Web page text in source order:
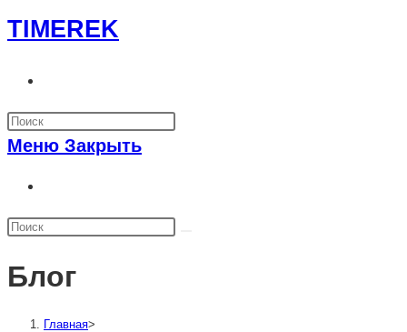
Перейти
к
TIMEREK
по
веб-
Меню Закрыть
по
сайту
Блог
Главная>